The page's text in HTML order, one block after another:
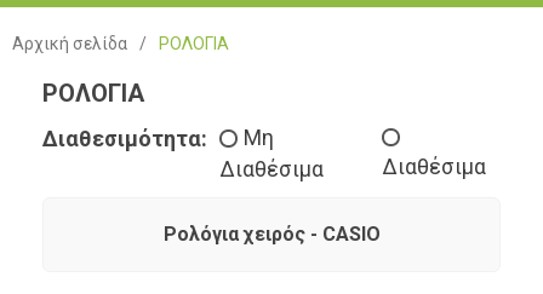
Αρχική σελίδα / ΡΟΛΟΓΙΑ
ΡΟΛΟΓΙΑ
Διαθεσιμότητα:
Μη
Διαθέσιμα
Διαθέσιμα
Ρολόγια χειρός - CASIO